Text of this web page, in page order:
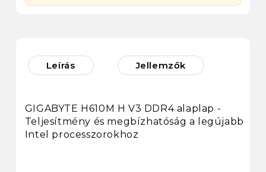
Leírás Jellemzők
GIGABYTE H610M H V3 DDR4 alaplap -
Teljesítmény és megbízhatóság a legújabb
Intel processzorokhoz